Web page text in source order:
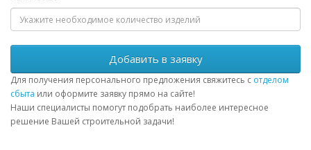
Добавить в заявку
Для получения персонального предложения свяжитесь с отделом
сбыта или оформите заявку прямо на сайте!
Наши специалисты помогут подобрать наиболее интересное
решение Вашей строительной задачи!